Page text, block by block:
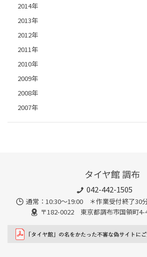
2014年
2013年
2012年
2011年
2010年
2009年
2008年
2007年
タイヤ館 調布
042-442-1505
通常：10:30～19:00 ＊作業受付終了30分
〒182-0022 東京都調布市国領町4-